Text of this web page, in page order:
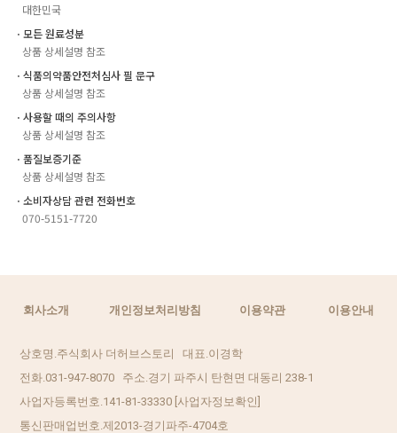
대한민국
ㆍ모든 원료성분
상품 상세설명 참조
ㆍ식품의약품안전처심사 필 문구
상품 상세설명 참조
ㆍ사용할 때의 주의사항
상품 상세설명 참조
ㆍ품질보증기준
상품 상세설명 참조
ㆍ소비자상담 관련 전화번호
070-5151-7720
회사소개 개인정보처리방침 이용약관 이용안내
상호명.주식회사 더허브스토리 대표.이경학
전화.031-947-8070 주소.경기 파주시 탄현면 대동리 238-1
사업자등록번호.141-81-33330 [사업자정보확인]
통신판매업번호.제2013-경기파주-4704호